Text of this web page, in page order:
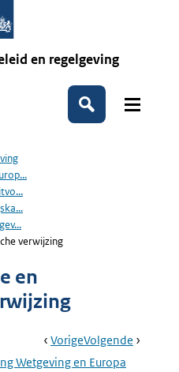
en regelgeving
Zoeken
verwijzing
en
Book
Navigation
Ga
Naar
VorigePagina:
2.1.3.b
Ga
Naar
Volgende Pagina:
Wetgeving en Europa